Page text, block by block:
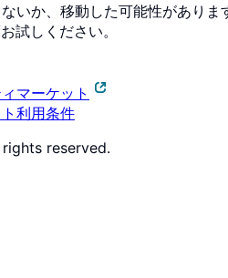
いか、移動した可能性がありま
試しください。
マーケット
利用条件
reserved.